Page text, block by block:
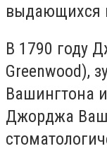
выдающихся
В 1790 году
Greenwood),
Вашингтона
Джорджа